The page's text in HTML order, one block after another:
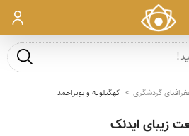
ورود
جست و
گردشگری کهگیلویه و بویراحمد
زیبای ایدنک